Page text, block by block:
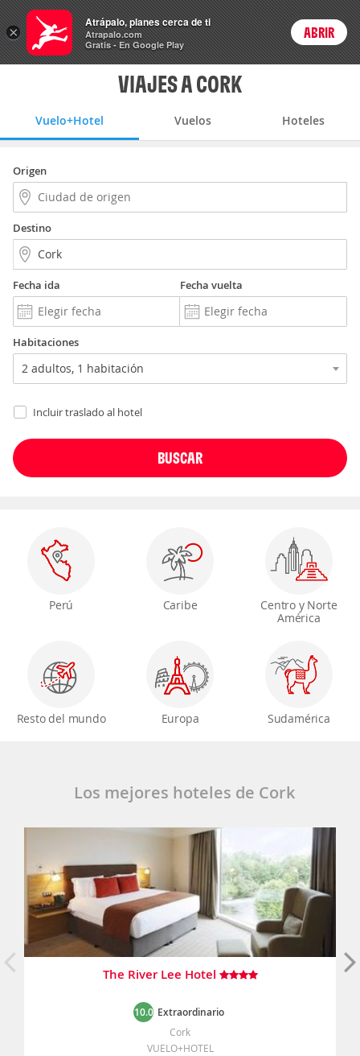
Vuelo+Hotel Login
VIAJES A CORK
Vuelo+Hotel Vuelos Hoteles
Origen
Destino
Fecha ida Fecha vuelta
Habitaciones
Incluir traslado al hotel
Perú Caribe
Centro y Norte
América
Resto del mundo Europa Sudamérica
Los mejores hoteles de Cork
The River Lee Hotel
10.0 Extraordinario
Cork
VUELO+HOTEL
×
Atrápalo, planes cerca de ti
Atrapalo.com
Gratis - En Google Play
ABRIR